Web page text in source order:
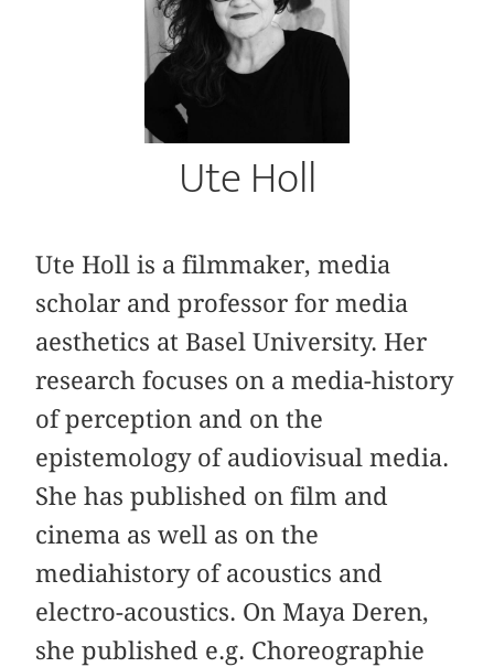
Ute Holl
Ute Holl is a filmmaker, media
scholar and professor for media
aesthetics at Basel University. Her
research focuses on a media-history
of perception and on the
epistemology of audiovisual media.
She has published on film and
cinema as well as on the
mediahistory of acoustics and
electro-acoustics. On Maya Deren,
she published e.g. Choreographie